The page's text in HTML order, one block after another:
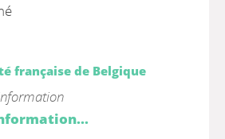
française de Belgique